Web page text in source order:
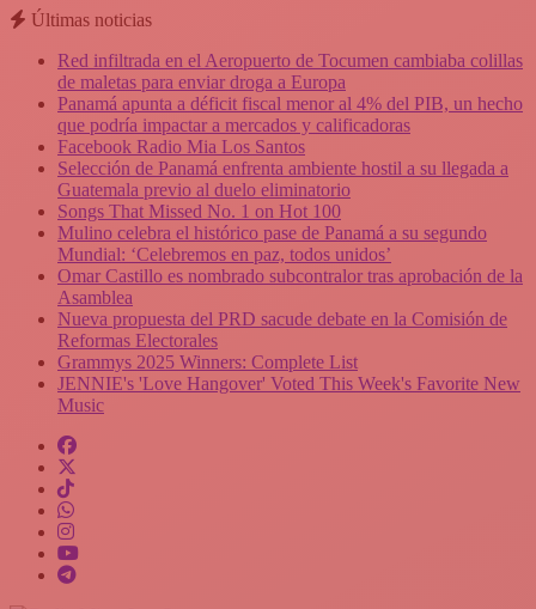
Últimas noticias
Red infiltrada en el Aeropuerto de Tocumen cambiaba colillas
de maletas para enviar droga a Europa
Panamá apunta a déficit fiscal menor al 4% del PIB, un hecho
que podría impactar a mercados y calificadoras
Facebook Radio Mia Los Santos
Selección de Panamá enfrenta ambiente hostil a su llegada a
Guatemala previo al duelo eliminatorio
Songs That Missed No. 1 on Hot 100
Mulino celebra el histórico pase de Panamá a su segundo
Mundial: ‘Celebremos en paz, todos unidos’
Omar Castillo es nombrado subcontralor tras aprobación de la
Asamblea
Nueva propuesta del PRD sacude debate en la Comisión de
Reformas Electorales
Grammys 2025 Winners: Complete List
JENNIE's 'Love Hangover' Voted This Week's Favorite New
Music